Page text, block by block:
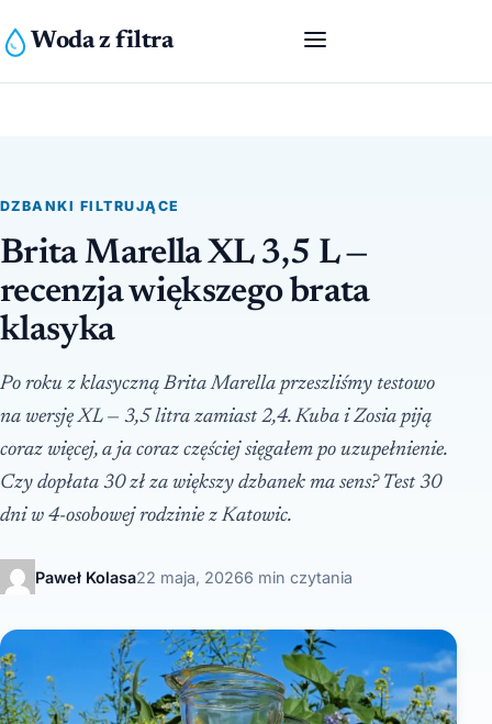
Woda z filtra
DZBANKI FILTRUJĄCE
Brita Marella XL 3,5 L —
recenzja większego brata
klasyka
Po roku z klasyczną Brita Marella przeszliśmy testowo
na wersję XL — 3,5 litra zamiast 2,4. Kuba i Zosia piją
coraz więcej, a ja coraz częściej sięgałem po uzupełnienie.
Czy dopłata 30 zł za większy dzbanek ma sens? Test 30
dni w 4-osobowej rodzinie z Katowic.
Paweł Kolasa22 maja, 20266 min czytania